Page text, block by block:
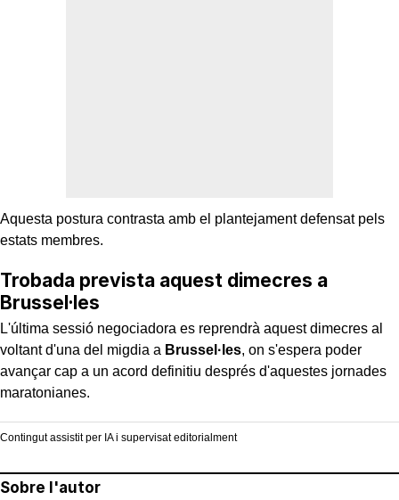
Aquesta postura contrasta amb el plantejament defensat pels
estats membres.
Trobada prevista aquest dimecres a
Brussel·les
L'última sessió negociadora es reprendrà aquest dimecres al
voltant d'una del migdia a Brussel·les, on s'espera poder
avançar cap a un acord definitiu després d'aquestes jornades
maratonianes.
Contingut assistit per IA i supervisat editorialment
Sobre l'autor